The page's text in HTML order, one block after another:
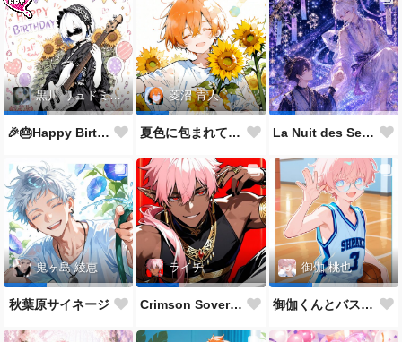
黒川 リュドミーラ
🎉🎂Happy Birthday 🎂🎉
菱沼 青人
夏色に包まれて🌻✨ La Nuit des Sept Étoiles
鬼ヶ島 綾恵
秋葉原サイネージ
ライチ
Crimson Sovereign👑
御伽 桃也
御伽くんとバスケ🏀